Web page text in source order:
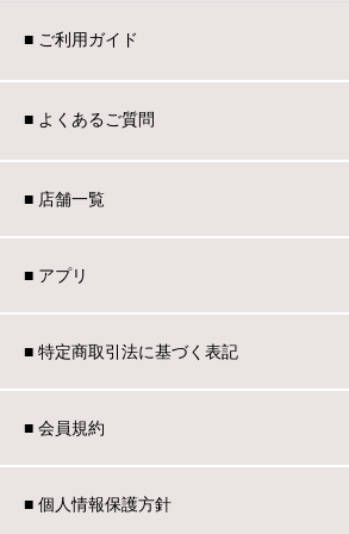
■ ご利用ガイド
■ よくあるご質問
■ 店舗一覧
■ アプリ
■ 特定商取引法に基づく表記
■ 会員規約
■ 個人情報保護方針